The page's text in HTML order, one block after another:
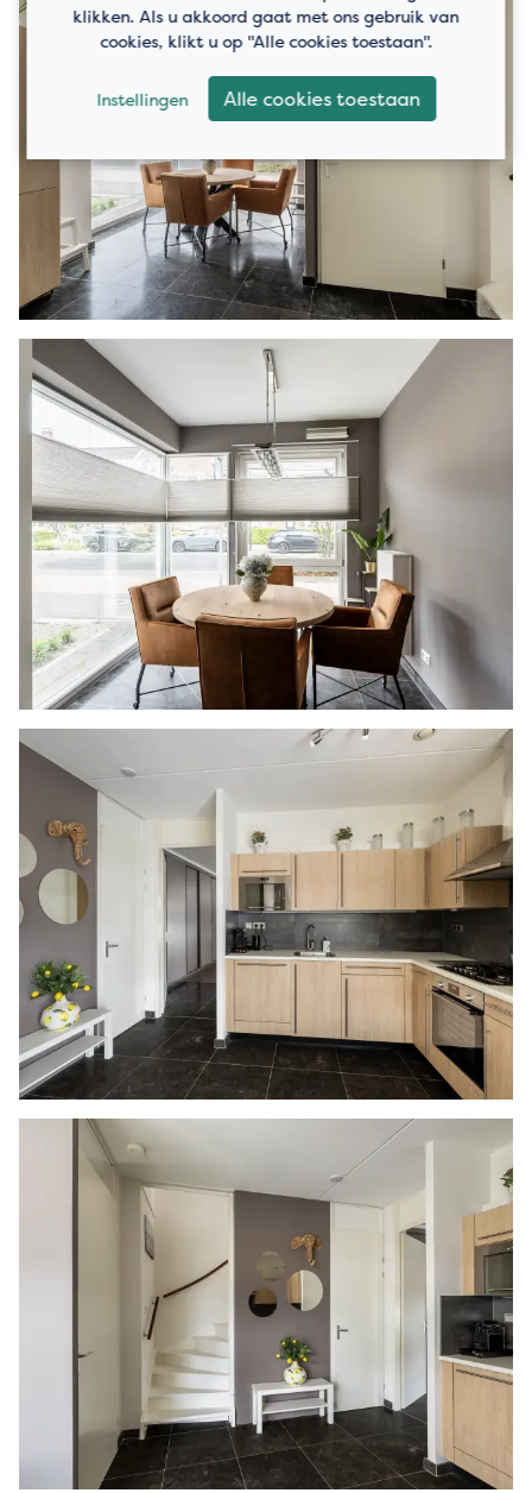
klikken. Als u akkoord gaat met ons gebruik van
cookies, klikt u op "Alle cookies toestaan".
Instellingen Alle cookies toestaan